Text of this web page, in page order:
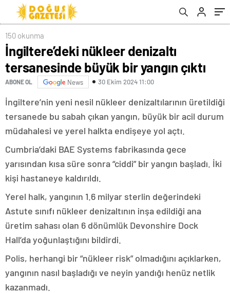
150 okunma
İngiltere’deki nükleer denizaltı
tersanesinde büyük bir yangın çıktı
ABONE OL News 30 Ekim 2024 11:00
İngiltere’nin yeni nesil nükleer denizaltılarının üretildiği
tersanede bu sabah çıkan yangın, büyük bir acil durum
müdahalesi ve yerel halkta endişeye yol açtı.
Cumbria’daki BAE Systems fabrikasında gece
yarısından kısa süre sonra “ciddi” bir yangın başladı. İki
kişi hastaneye kaldırıldı.
Yerel halk, yangının 1.6 milyar sterlin değerindeki
Astute sınıfı nükleer denizaltının inşa edildiği ana
üretim sahası olan 6 dönümlük Devonshire Dock
Hall’da yoğunlaştığını bildirdi.
Polis, herhangi bir “nükleer risk” olmadığını açıklarken,
yangının nasıl başladığı ve neyin yandığı henüz netlik
kazanmadı.